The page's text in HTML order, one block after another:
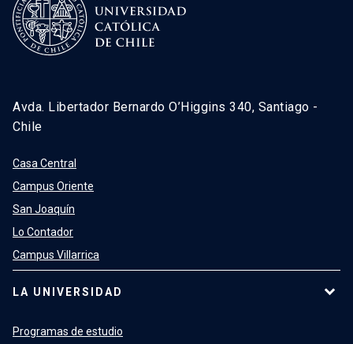
Avda. Libertador Bernardo O’Higgins 340, Santiago -
Chile
Casa Central
Campus Oriente
San Joaquín
Lo Contador
Campus Villarrica
LA UNIVERSIDAD
Programas de estudio